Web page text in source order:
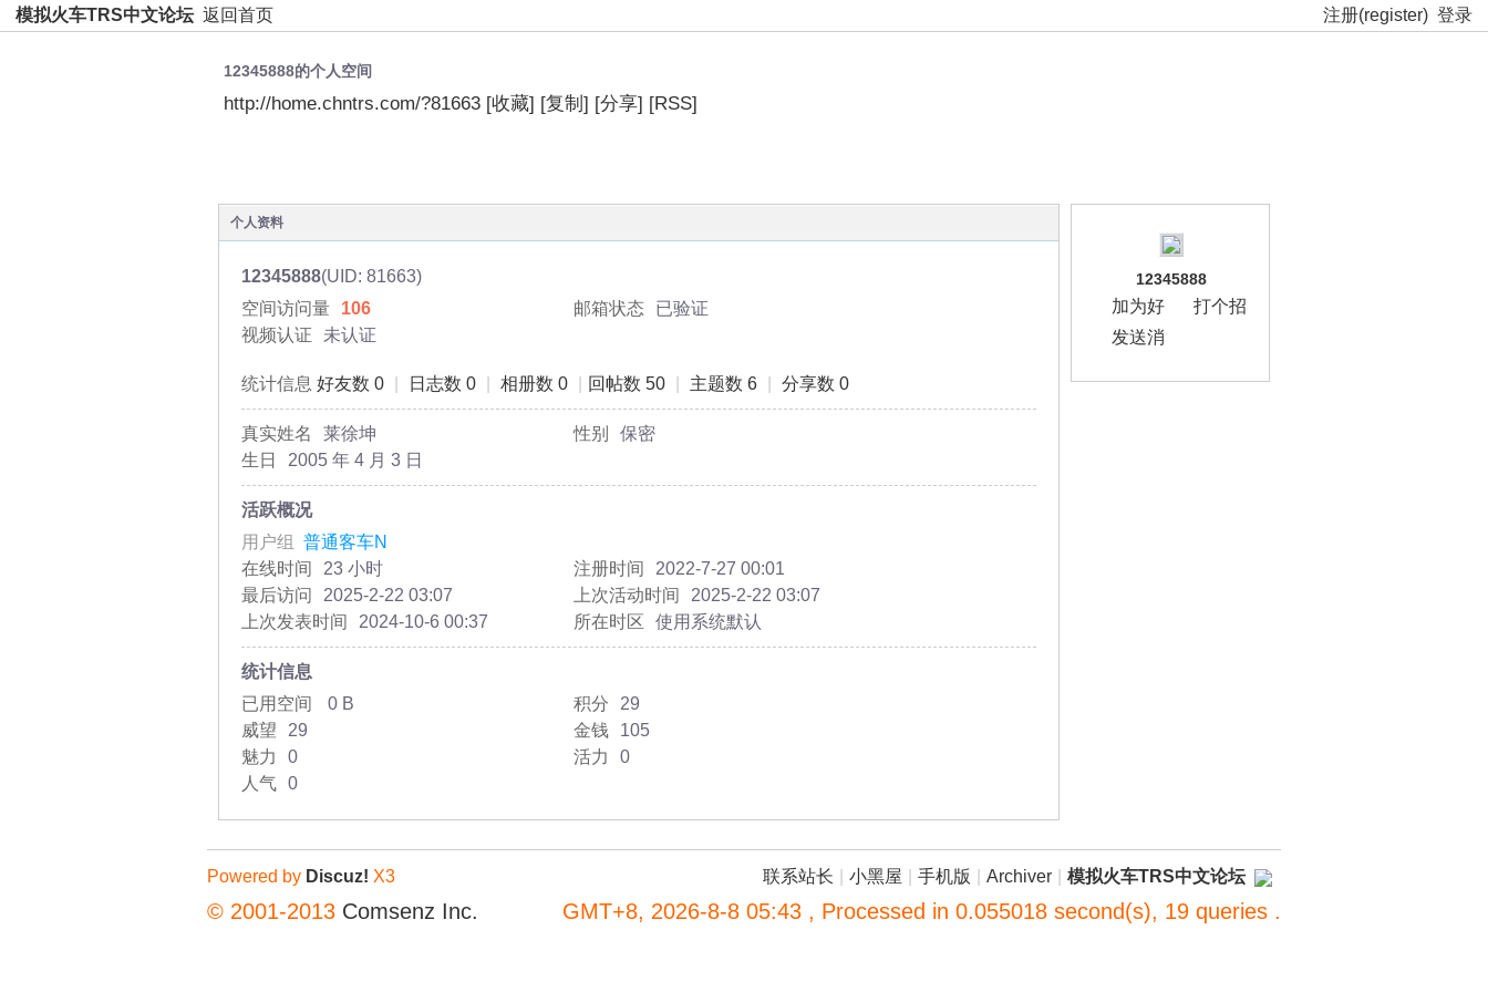
注册(register) 登录
模拟火车TRS中文论坛 返回首页
12345888的个人空间
http://home.chntrs.com/?81663 [收藏] [复制] [分享] [RSS]
个人资料
12345888(UID: 81663)
空间访问量
106 邮箱状态
已验证
视频认证
未认证
统计信息 好友数 0 日志数 0 相册数 0 回帖数 50 主题数 6 分享数 0
真实姓名 莱徐坤 性别
保密
生日
2005 年 4 月 3 日
活跃概况
用户组 普通客车N
在线时间
23 小时 注册时间
2022-7-27 00:01
最后访问
2025-2-22 03:07 上次活动时间
2025-2-22 03:07
上次发表时间
2024-10-6 00:37 所在时区 使用系统默认
统计信息
已用空间
0 B 积分
29
威望
29 金钱
105
魅力
0 活力
0
人气 0
12345888
加为好
打个招
发送消
联系站长 小黑屋 手机版 Archiver 模拟火车TRS中文论坛
GMT+8, 2026-8-8 05:43 , Processed in 0.055018 second(s), 19 queries .
Powered by Discuz! X3
© 2001-2013 Comsenz Inc.